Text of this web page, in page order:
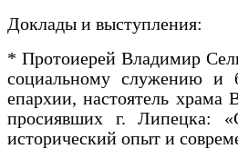
Доклады и выступления:
* Протоиерей Владимир
социальному служению и
епархии, настоятель храма
просиявших г. Липецка:
исторический опыт и